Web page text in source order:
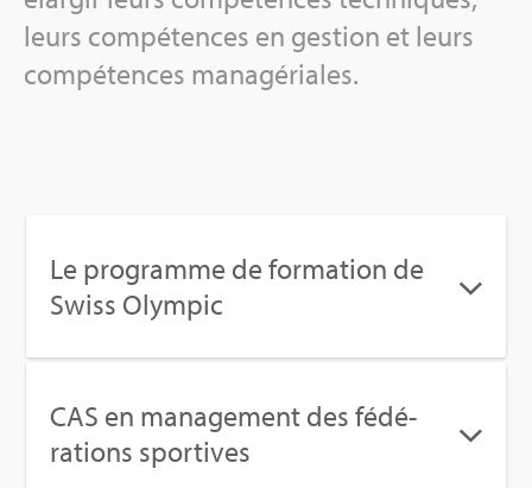
leurs com­pé­tences en ges­tion et leurs
com­pé­tences mana­gé­riales.
Le pro­gramme de for­ma­tion de
Swiss Olym­pic
CAS en mana­ge­ment des fédé­
ra­tions spor­tives